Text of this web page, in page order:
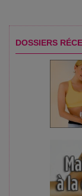
DOSSIERS